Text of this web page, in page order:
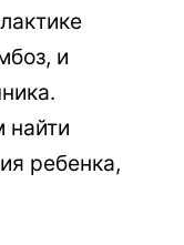
и
ребенка,